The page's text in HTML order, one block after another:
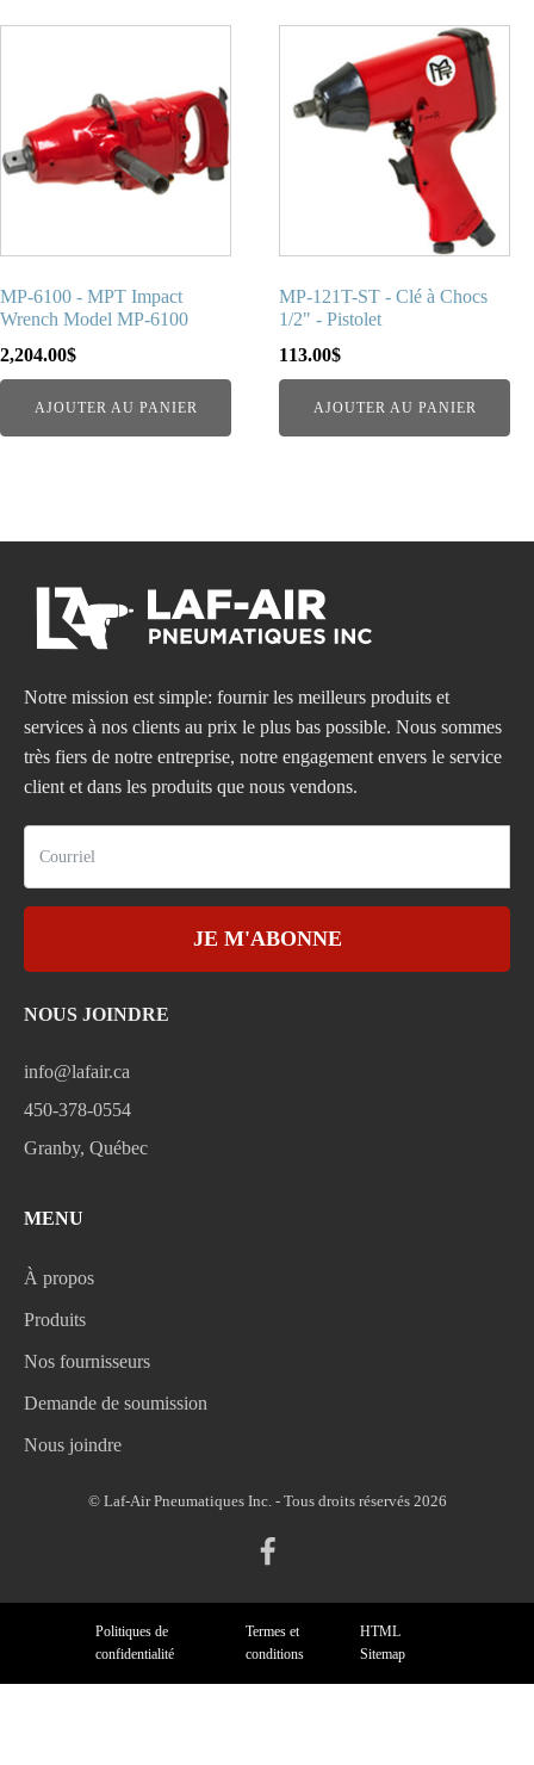
MP-6100 - MPT Impact
Wrench Model MP-6100
2,204.00$
AJOUTER AU PANIER
MP-121T-ST - Clé à Chocs
1/2" - Pistolet
113.00$
AJOUTER AU PANIER
Notre mission est simple: fournir les meilleurs produits et
services à nos clients au prix le plus bas possible. Nous sommes
très fiers de notre entreprise, notre engagement envers le service
client et dans les produits que nous vendons.
JE M'ABONNE
NOUS JOINDRE
info@lafair.ca
450-378-0554
Granby, Québec
MENU
À propos
Produits
Nos fournisseurs
Demande de soumission
Nous joindre
© Laf-Air Pneumatiques Inc. - Tous droits réservés 2026
Politiques de
confidentialité
Termes et
conditions
HTML
Sitemap